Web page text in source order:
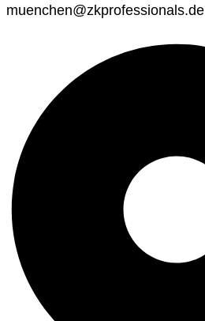
muenchen@zkprofessionals.de